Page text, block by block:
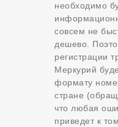
необходимо
совсем не
дешево.
регистрации
Меркурий
формату
стране
что любая
приведет к